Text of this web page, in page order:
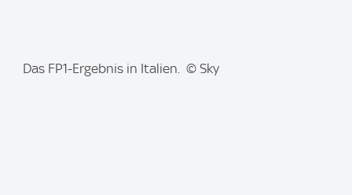
Das FP1-Ergebnis in Italien. © Sky